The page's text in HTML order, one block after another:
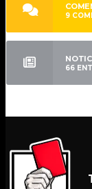
9
66